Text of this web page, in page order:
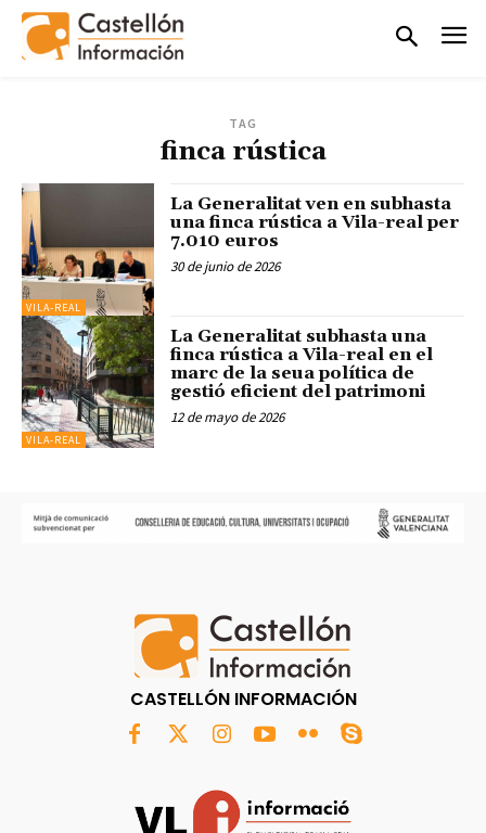
TAG
finca rústica
VILA-REAL
La Generalitat ven en subhasta
una finca rústica a Vila-real per
7.010 euros
30 de junio de 2026
VILA-REAL
La Generalitat subhasta una
finca rústica a Vila-real en el
marc de la seua política de
gestió eficient del patrimoni
12 de mayo de 2026
CASTELLÓN INFORMACIÓN